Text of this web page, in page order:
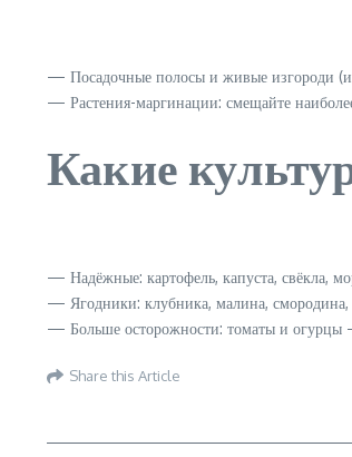
— Посадочные полосы и живые изгороди
— Растения-маргинации: смещайте
Какие
— Надёжные: картофель, капуста, свёкла,
— Ягодники: клубника, малина,
— Больше осторожности: томаты и
Share this Article